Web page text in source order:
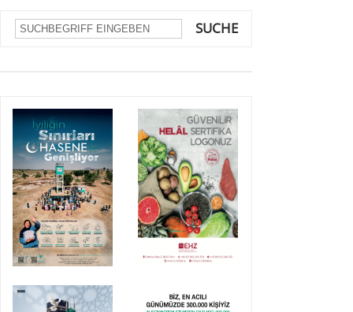
SUCHE